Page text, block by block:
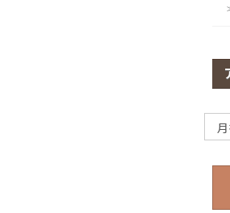
ア
ー
イ